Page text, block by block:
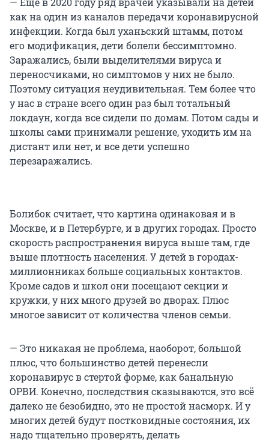
как на один из каналов передачи коронавирусной
инфекции. Когда был уханьский штамм, потом
его модификация, дети болели бессимптомно.
Заражались, были выделителями вируса и
переносчиками, но симптомов у них не было.
Поэтому ситуация неудивительная. Тем более что
у нас в стране всего один раз был тотальный
локдаун, когда все сидели по домам. Потом сады и
школы сами принимали решение, уходить им на
дистант или нет, и все дети успешно
перезаражались.
Болибок считает, что картина одинаковая и в
Москве, и в Петербурге, и в других городах. Просто
скорость распространения вируса выше там, где
выше плотность населения. У детей в городах-
миллионниках больше социальных контактов.
Кроме садов и школ они посещают секции и
кружки, у них много друзей во дворах. Плюс
многое зависит от количества членов семьи.
— Это никакая не проблема, наоборот, большой
плюс, что большинство детей перенесли
коронавирус в стертой форме, как банальную
ОРВИ. Конечно, последствия сказываются, это всё
далеко не безобидно, это не простой насморк. И у
многих детей будут постковидные состояния, их
надо тщательно проверять, делать